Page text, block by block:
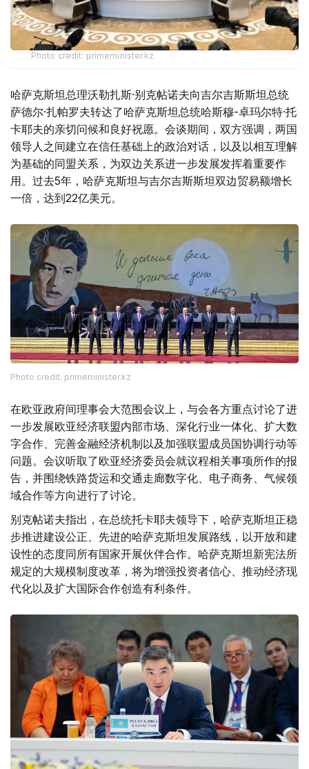
Photo credit: primeminister.kz
哈萨克斯坦总理沃勒扎斯·别克帖诺夫向吉尔吉斯斯坦总统
萨德尔·扎帕罗夫转达了哈萨克斯坦总统哈斯穆-卓玛尔特·托
卡耶夫的亲切问候和良好祝愿。会谈期间，双方强调，两国
领导人之间建立在信任基础上的政治对话，以及以相互理解
为基础的同盟关系，为双边关系进一步发展发挥着重要作
用。过去5年，哈萨克斯坦与吉尔吉斯斯坦双边贸易额增长
一倍，达到22亿美元。
Photo credit: primeminister.kz
在欧亚政府间理事会大范围会议上，与会各方重点讨论了进
一步发展欧亚经济联盟内部市场、深化行业一体化、扩大数
字合作、完善金融经济机制以及加强联盟成员国协调行动等
问题。会议听取了欧亚经济委员会就议程相关事项所作的报
告，并围绕铁路货运和交通走廊数字化、电子商务、气候领
域合作等方向进行了讨论。
别克帖诺夫指出，在总统托卡耶夫领导下，哈萨克斯坦正稳
步推进建设公正、先进的哈萨克斯坦发展路线，以开放和建
设性的态度同所有国家开展伙伴合作。哈萨克斯坦新宪法所
规定的大规模制度改革，将为增强投资者信心、推动经济现
代化以及扩大国际合作创造有利条件。